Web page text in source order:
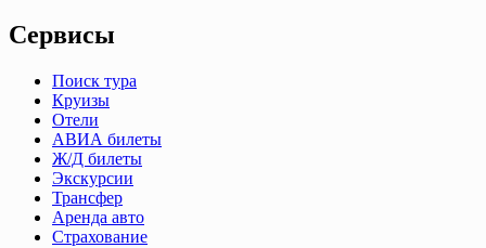
Сервисы
Поиск тура
Круизы
Отели
АВИА билеты
Ж/Д билеты
Экскурсии
Трансфер
Аренда авто
Страхование